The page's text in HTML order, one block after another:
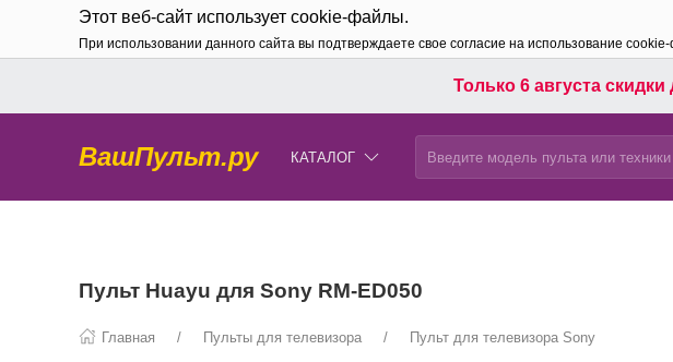
Этот веб-сайт использует cookie-файлы.
При использовании данного сайта вы подтверждаете свое согласие на использование
Только 6 августа
ВашПульт.ру КАТАЛОГ
Пульт Huayu для Sony RM-ED050
Главная Пульты для телевизора Пульт для телевизора Sony